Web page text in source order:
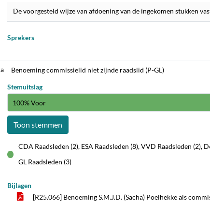
De voorgesteld wijze van afdoening van de ingekomen stukken
Sprekers
Benoeming commissielid niet zijnde raadslid (P-GL)
Stemuitslag
100% Voor
Toon stemmen
voor
CDA Raadsleden (2), ESA Raadsleden (8), VVD Raadsleden (2),
GL Raadsleden (3)
Bijlagen
[R25.066] Benoeming S.M.J.D. (Sacha) Poelhekke als